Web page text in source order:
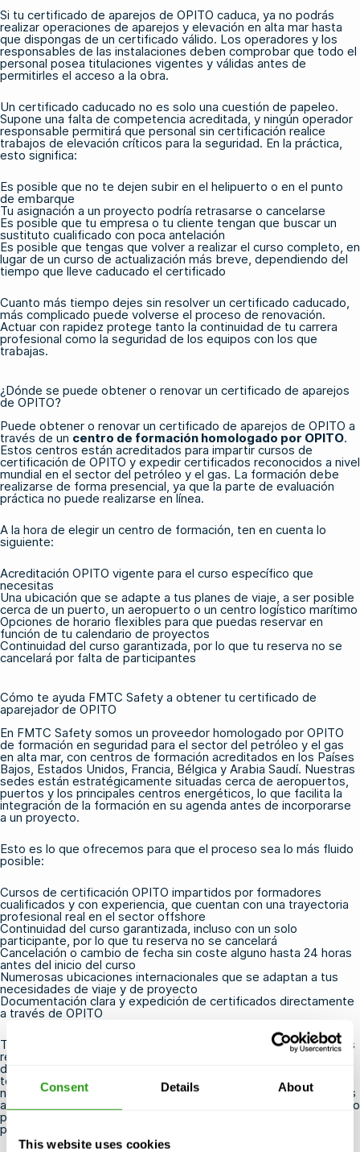
Consent Details About
This website uses cookies
Si tu certificado de aparejos de OPITO caduca, ya no podrás
realizar operaciones de aparejos y elevación en alta mar hasta
que dispongas de un certificado válido. Los operadores y los
responsables de las instalaciones deben comprobar que todo el
personal posea titulaciones vigentes y válidas antes de
permitirles el acceso a la obra.
Un certificado caducado no es solo una cuestión de papeleo.
Supone una falta de competencia acreditada, y ningún operador
responsable permitirá que personal sin certificación realice
trabajos de elevación críticos para la seguridad. En la práctica,
esto significa:
Es posible que no te dejen subir en el helipuerto o en el punto
de embarque
Tu asignación a un proyecto podría retrasarse o cancelarse
Es posible que tu empresa o tu cliente tengan que buscar un
sustituto cualificado con poca antelación
Es posible que tengas que volver a realizar el curso completo, en
lugar de un curso de actualización más breve, dependiendo del
tiempo que lleve caducado el certificado
Cuanto más tiempo dejes sin resolver un certificado caducado,
más complicado puede volverse el proceso de renovación.
Actuar con rapidez protege tanto la continuidad de tu carrera
profesional como la seguridad de los equipos con los que
trabajas.
¿Dónde se puede obtener o renovar un certificado de aparejos
de OPITO?
Puede obtener o renovar un certificado de aparejos de OPITO a
través de un centro de formación homologado por OPITO.
Estos centros están acreditados para impartir cursos de
certificación de OPITO y expedir certificados reconocidos a nivel
mundial en el sector del petróleo y el gas. La formación debe
realizarse de forma presencial, ya que la parte de evaluación
práctica no puede realizarse en línea.
A la hora de elegir un centro de formación, ten en cuenta lo
siguiente:
Acreditación OPITO vigente para el curso específico que
necesitas
Una ubicación que se adapte a tus planes de viaje, a ser posible
cerca de un puerto, un aeropuerto o un centro logístico marítimo
Opciones de horario flexibles para que puedas reservar en
función de tu calendario de proyectos
Continuidad del curso garantizada, por lo que tu reserva no se
cancelará por falta de participantes
Cómo te ayuda FMTC Safety a obtener tu certificado de
aparejador de OPITO
En FMTC Safety somos un proveedor homologado por OPITO
de formación en seguridad para el sector del petróleo y el gas
en alta mar, con centros de formación acreditados en los Países
Bajos, Estados Unidos, Francia, Bélgica y Arabia Saudí. Nuestras
sedes están estratégicamente situadas cerca de aeropuertos,
puertos y los principales centros energéticos, lo que facilita la
integración de la formación en su agenda antes de incorporarse
a un proyecto.
Esto es lo que ofrecemos para que el proceso sea lo más fluido
posible:
Cursos de certificación OPITO impartidos por formadores
cualificados y con experiencia, que cuentan con una trayectoria
profesional real en el sector offshore
Continuidad del curso garantizada, incluso con un solo
participante, por lo que tu reserva no se cancelará
Cancelación o cambio de fecha sin coste alguno hasta 24 horas
antes del inicio del curso
Numerosas ubicaciones internacionales que se adaptan a tus
necesidades de viaje y de proyecto
Documentación clara y expedición de certificados directamente
a través de OPITO
Tanto si eres un profesional autónomo que gestiona sus propias
renovaciones como si formas parte de un equipo de RR. HH. o
de QHSE que coordina la formación de una plantilla más amplia,
te facilitamos el cumplimiento normativo. Echa un vistazo a
nuestra oferta completa de cursospara encontrar la opción más
adecuada a tu situación, o ponte en contacto con nuestro equipo
para comentarnos tus necesidades de formación y reservar tu
plaza.